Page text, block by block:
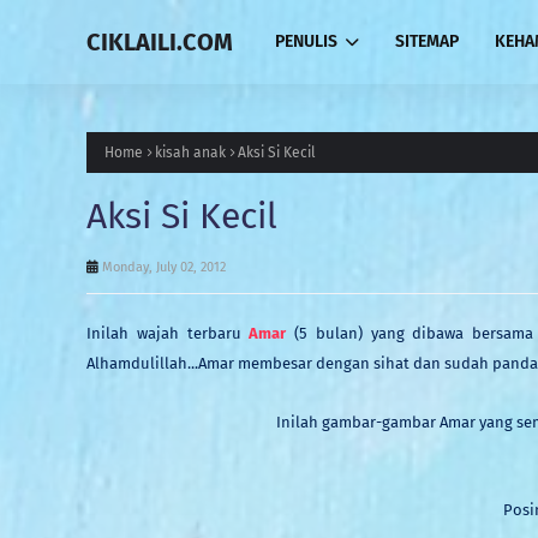
CIKLAILI.COM PENULIS SITEMAP
Home kisah anak Aksi Si Kecil
Aksi Si Kecil
Monday, July 02, 2012
Inilah wajah terbaruAmar (5 bulan) yang dibawa
Alhamdulillah...Amar membesar dengan sihat dan sudah
Inilah gambar-gambar Amar yang